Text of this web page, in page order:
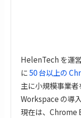
HelenTech を運
に50 台以上の
主に小規模事業
Workspace の導
現在は、Chrome